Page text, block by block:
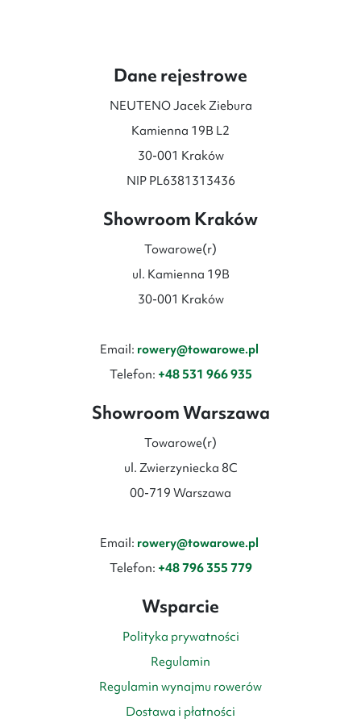
Dane rejestrowe
NEUTENO Jacek Ziebura
Kamienna 19B L2
30-001 Kraków
NIP PL6381313436
Showroom Kraków
Towarowe(r)
ul. Kamienna 19B
30-001 Kraków
Email: rowery@towarowe.pl
Telefon: +48 531 966 935
Showroom Warszawa
Towarowe(r)
ul. Zwierzyniecka 8C
00-719 Warszawa
Email: rowery@towarowe.pl
Telefon: +48 796 355 779
Wsparcie
Polityka prywatności
Regulamin
Regulamin wynajmu rowerów
Dostawa i płatności